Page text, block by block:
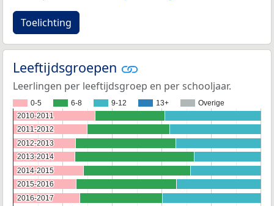
Toelichting
Leeftijdsgroepen
Leerlingen per leeftijdsgroep en per schooljaar.
0-5 6-8 9-12 13+ Overige
2010-2011
2010-2011
2011-2012
2011-2012
2012-2013
2012-2013
2013-2014
2013-2014
2014-2015
2014-2015
2015-2016
2015-2016
2016-2017
2016-2017